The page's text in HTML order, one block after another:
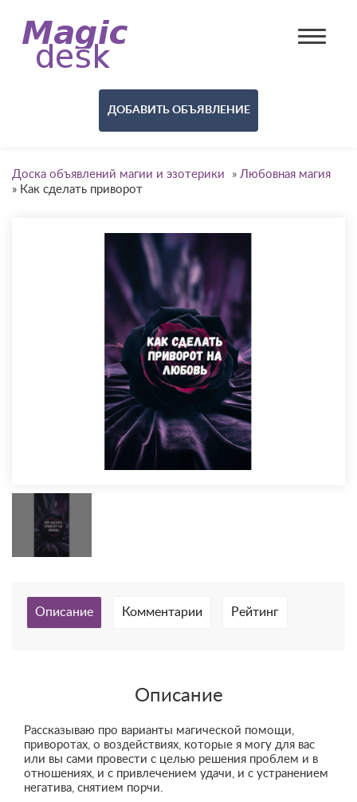
ДОБАВИТЬ ОБЪЯВЛЕНИЕ
Доска объявлений магии и эзотерики » Любовная магия
» Как сделать приворот
Описание Комментарии Рейтинг
Описание
Рассказываю про варианты магической помощи,
приворотах, о воздействиях, которые я могу для вас
или вы сами провести с целью решения проблем и в
отношениях, и с привлечением удачи, и с устранением
негатива, снятием порчи.